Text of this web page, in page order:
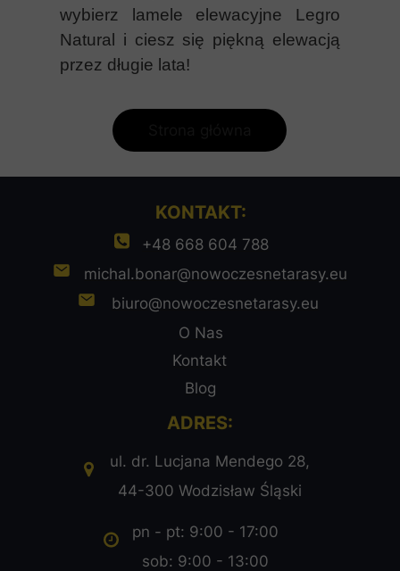
ADRES:
KONTAKT:
pn - pt: 9:00 - 17:00
sob: 9:00 - 13:00
ul. dr. Lucjana Mendego 28,
44-300 Wodzisław Śląski
biuro@nowoczesnetarasy.eu
michal.bonar@nowoczesnetarasy.eu
Blog
Kontakt
O Nas
+48 668 604 788
wybierz lamele elewacyjne Legro
Natural i ciesz się piękną elewacją
przez długie lata!